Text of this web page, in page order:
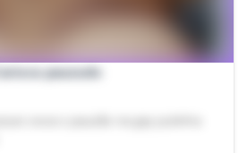
pauzudo